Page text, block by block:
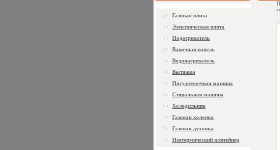
Газовая плита
Электрическая плита
Подогреватель
Варочная панель
Водонагреватель
Вытяжка
Посудомоечная машина
Стиральная машина
Холодильник
Газовая колонка
Газовая духовка
Изотермический контейнер